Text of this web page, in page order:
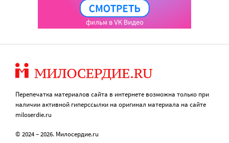
Перепечатка материалов сайта в интернете возможна только при
наличии активной гиперссылки на оригинал материала на сайте
miloserdie.ru
© 2024 – 2026. Милосердие.ru